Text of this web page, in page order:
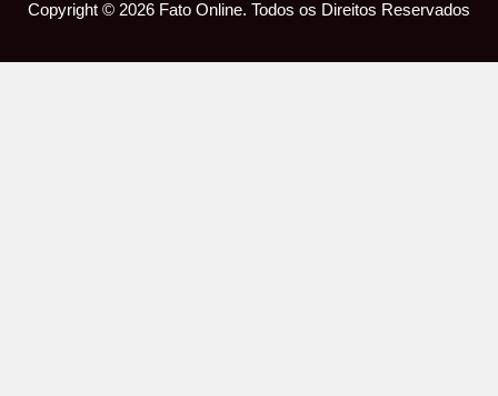
Copyright © 2026 Fato Online. Todos os Direitos Reservados